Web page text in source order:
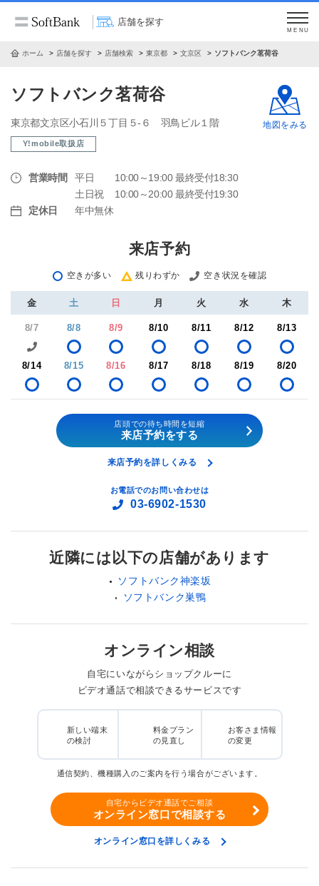
店舗を探す
MENU
ホーム 店舗を探す 店舗検索 東京都 文京区 ソフトバンク茗荷谷
ソフトバンク茗荷谷
東京都文京区小石川５丁目５‐６ 羽鳥ビル１階
Y!mobile取扱店
営業時間 平日
10:00～19:00 最終受付18:30
土日祝
10:00～20:00 最終受付19:30
定休日
年中無休
地図をみる
来店予約
空きが多い 残りわずか 空き状況を確認
金 土 日 月 火 水 木
8/7 8/8 8/9 8/10 8/11 8/12 8/13
8/14 8/15 8/16 8/17 8/18 8/19 8/20
店頭での待ち時間を短縮
来店予約をする
来店予約を詳しくみる
お電話でのお問い合わせは
03-6902-1530
近隣には以下の店舗があります
ソフトバンク神楽坂
ソフトバンク巣鴨
オンライン相談
自宅にいながらショップクルーに
ビデオ通話で相談できるサービスです
新しい端末
の検討
料金プラン
の見直し
お客さま情報
の変更
通信契約、機種購入のご案内を行う場合がございます。
自宅からビデオ通話でご相談
オンライン窓口で相談する
オンライン窓口を詳しくみる